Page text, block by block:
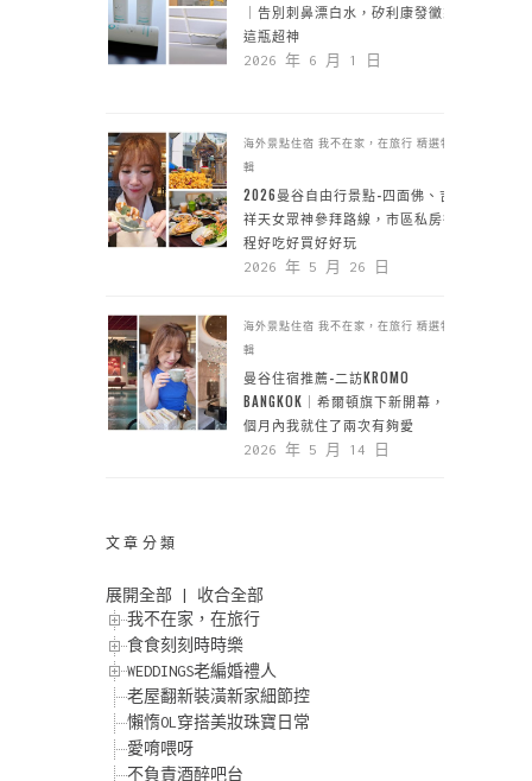
｜告別刺鼻漂白水，矽利康發黴靠
這瓶超神
2026 年 6 月 1 日
海外景點住宿 我不在家，在旅行 精選特
輯
2026曼谷自由行景點-四面佛、吉
祥天女眾神參拜路線，市區私房行
程好吃好買好好玩
2026 年 5 月 26 日
海外景點住宿 我不在家，在旅行 精選特
輯
曼谷住宿推薦-二訪KROMO
BANGKOK｜希爾頓旗下新開幕，一
個月內我就住了兩次有夠愛
2026 年 5 月 14 日
文章分類
展開全部
收合全部
我不在家，在旅行
食食刻刻時時樂
WEDDINGS老編婚禮人
老屋翻新裝潢新家細節控
懶惰OL穿搭美妝珠寶日常
愛唷喂呀
不負責酒醉吧台